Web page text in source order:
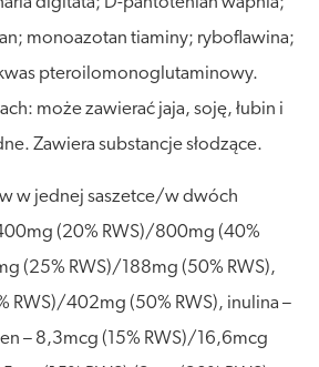
monoazotan tiaminy; ryboflawina;
pteroilomonoglutaminowy.
może zawierać jaja, soję, łubin i
Zawiera substancje słodzące.
w jednej saszetce/w dwóch
(20% RWS)/800mg (40%
(25% RWS)/188mg (50% RWS),
RWS)/402mg (50% RWS), inulina –
– 8,3mcg (15% RWS)/16,6mcg